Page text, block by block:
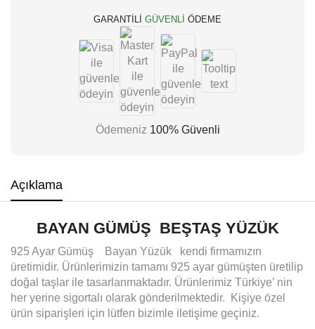
GARANTILI GÜVENLI ÖDEME
Ödemeniz 100% Güvenli
Açıklama
BAYAN GÜMÜŞ BEŞTAŞ YÜZÜK
925 Ayar Gümüş Bayan Yüzük kendi firmamızın
üretimidir. Ürünlerimizin tamamı 925 ayar gümüşten üretilip
doğal taşlar ile tasarlanmaktadır. Ürünlerimiz Türkiye’ nin
her yerine sigortalı olarak gönderilmektedir. Kişiye özel
ürün siparişleri için lütfen bizimle iletişime geçiniz.